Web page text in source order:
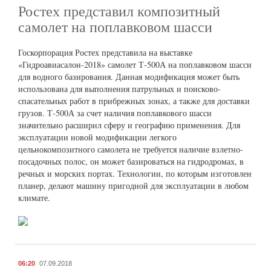
Ростех представил композитный
самолет на поплавковом шасси
Госкорпорация Ростех представила на выставке
«Гидроавиасалон-2018» самолет Т-500А на поплавковом шасси
для водного базирования. Данная модификация может быть
использована для выполнения патрульных и поисково-
спасательных работ в прибрежных зонах, а также для доставки
грузов. Т-500А за счет наличия поплавкового шасси
значительно расширил сферу и географию применения. Для
эксплуатации новой модификации легкого
цельнокомпозитного самолета не требуется наличие взлетно-
посадочных полос, он может базироваться на гидродромах, в
речных и морских портах. Технологии, по которым изготовлен
планер, делают машину пригодной для эксплуатации в любом
климате.
06:20 07.09.2018